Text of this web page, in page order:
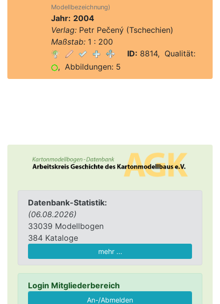
Datenbank-Statistik:
(06.08.2026)
33039 Modellbogen
384 Kataloge
mehr ...
Login Mitgliederbereich
Modellbezeichnung)
Jahr: 2004
Verlag:Petr Pečený (Tschechien)
Maßstab:1 : 200
ID: 8814, Qualität:
, Abbildungen: 5